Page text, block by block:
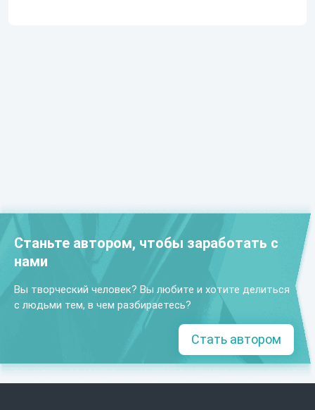
Станьте автором, чтобы заработать с
нами
Вы творческий человек? Вы любите и хотите делиться
с людьми тем, в чем разбираетесь?
Стать автором